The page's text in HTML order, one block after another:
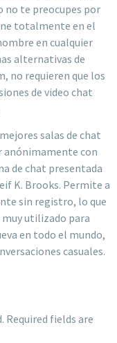
no te preocupes por
totalmente en el
en cualquier
alternativas de
no requieren que los
de video chat
salas de chat
anónimamente con
de chat presentada
K. Brooks. Permite a
sin registro, lo que
muy utilizado para
en todo el mundo,
casuales.
Required fields are